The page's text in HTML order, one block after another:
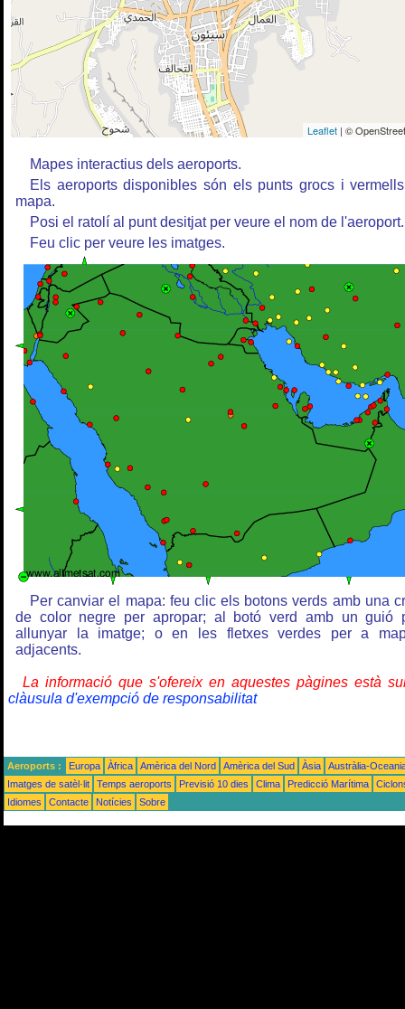
Leaflet | ©
Mapes interactius dels aeroports.
Els aeroports disponibles són els punts grocs i
mapa.
Posi el ratolí al punt desitjat per veure el nom de l'aeroport.
Feu clic per veure les imatges.
Per canviar el mapa: feu clic els botons verds amb una
de color negre per apropar; al botó verd amb un guió
allunyar la imatge; o en les fletxes verdes per a
adjacents.
La informació que s'ofereix en aquestes pàgines està
clàusula d'exempció de responsabilitat
Aeroports : Europa Àfrica Amèrica del Nord Amèrica del Sud Àsia
Austràlia-
Imatges de satèl·lit
Temps aeroports Previsió 10 dies Clima Predicció Marítima
Idiomes
Contacte Notícies Sobre